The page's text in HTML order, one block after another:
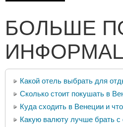
БОЛЬШЕ
Какой отель выбрать для
Сколько стоит покушать в
Куда сходить в Венеции и
Какую валюту лучше брать